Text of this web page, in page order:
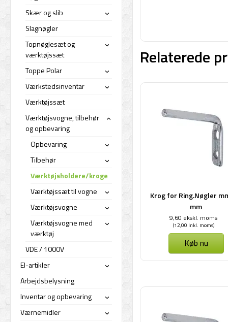
Relaterede
Krog for Ring.Nøgler
mm
9,60 ekskl. moms
(12,00 Inkl. moms)
Køb nu
Skær og slib ›
Slagnøgler
Topnøglesæt og
værktøjssæt
›
Toppe Polar ›
Værkstedsinventar ›
Værktøjssæt
Værktøjsvogne, tilbehør
og opbevaring
›
Opbevaring ›
Tilbehør ›
Værktøjsholdere/kroge
Værktøjssæt til vogne
›
Værktøjsvogne ›
Værktøjsvogne med
værktøj
›
VDE / 1000V
El-artikler
›
Arbejdsbelysning
Inventar og opbevaring
›
Værnemidler ›